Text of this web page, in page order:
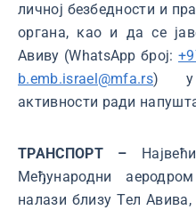
личној безбедности и
органа, као и да се
Авиву (WhatsApp број:
b.emb.israel@mfa.rs) у
активности ради
ТРАНСПОРТ –
Међународни
налази близу Тел